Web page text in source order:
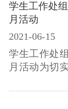
疫情就是命
情传播链，
生生命安全
各系（院）
克时艰。多
学生工作处
月活动
2021-06-15
学生工作处
月活动为切
为，养成良